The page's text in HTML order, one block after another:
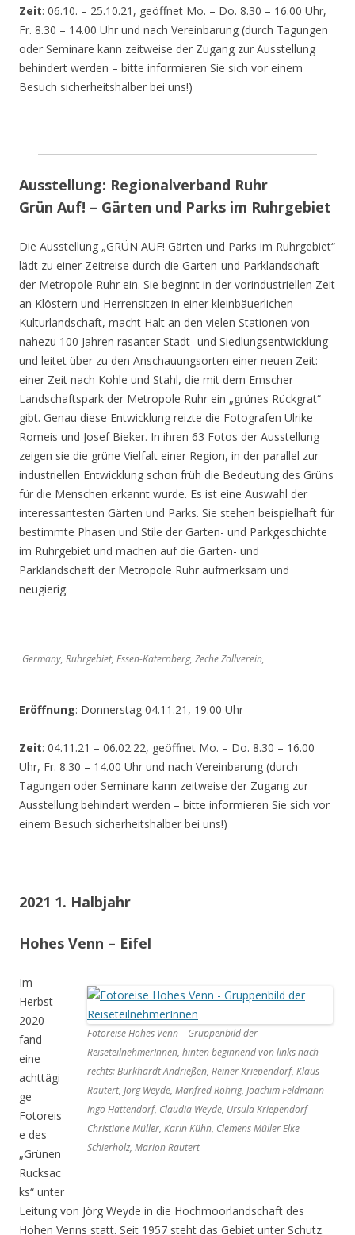
Zeit: 06.10. – 25.10.21, geöffnet Mo. – Do. 8.30 – 16.00 Uhr,
Fr. 8.30 – 14.00 Uhr und nach Vereinbarung (durch Tagungen
oder Seminare kann zeitweise der Zugang zur Ausstellung
behindert werden – bitte informieren Sie sich vor einem
Besuch sicherheitshalber bei uns!)
Ausstellung: Regionalverband Ruhr
Grün Auf! – Gärten und Parks im Ruhrgebiet
Die Ausstellung „GRÜN AUF! Gärten und Parks im Ruhrgebiet“
lädt zu einer Zeitreise durch die Garten-und Parklandschaft
der Metropole Ruhr ein. Sie beginnt in der vorindustriellen Zeit
an Klöstern und Herrensitzen in einer kleinbäuerlichen
Kulturlandschaft, macht Halt an den vielen Stationen von
nahezu 100 Jahren rasanter Stadt- und Siedlungsentwicklung
und leitet über zu den Anschauungsorten einer neuen Zeit:
einer Zeit nach Kohle und Stahl, die mit dem Emscher
Landschaftspark der Metropole Ruhr ein „grünes Rückgrat“
gibt. Genau diese Entwicklung reizte die Fotografen Ulrike
Romeis und Josef Bieker. In ihren 63 Fotos der Ausstellung
zeigen sie die grüne Vielfalt einer Region, in der parallel zur
industriellen Entwicklung schon früh die Bedeutung des Grüns
für die Menschen erkannt wurde. Es ist eine Auswahl der
interessantesten Gärten und Parks. Sie stehen beispielhaft für
bestimmte Phasen und Stile der Garten- und Parkgeschichte
im Ruhrgebiet und machen auf die Garten- und
Parklandschaft der Metropole Ruhr aufmerksam und
neugierig.
Germany, Ruhrgebiet, Essen-Katernberg, Zeche Zollverein,
Eröffnung: Donnerstag 04.11.21, 19.00 Uhr
Zeit: 04.11.21 – 06.02.22, geöffnet Mo. – Do. 8.30 – 16.00
Uhr, Fr. 8.30 – 14.00 Uhr und nach Vereinbarung (durch
Tagungen oder Seminare kann zeitweise der Zugang zur
Ausstellung behindert werden – bitte informieren Sie sich vor
einem Besuch sicherheitshalber bei uns!)
2021 1. Halbjahr
Hohes Venn – Eifel
Fotoreise Hohes Venn – Gruppenbild der
ReiseteilnehmerInnen, hinten beginnend von links nach
rechts: Burkhardt Andrießen, Reiner Kriependorf, Klaus
Rautert, Jörg Weyde, Manfred Röhrig, Joachim Feldmann
Ingo Hattendorf, Claudia Weyde, Ursula Kriependorf
Christiane Müller, Karin Kühn, Clemens Müller Elke
Schierholz, Marion Rautert
Im
Herbst
2020
fand
eine
achttägi
ge
Fotoreis
e des
„Grünen
Rucksac
ks“ unter
Leitung von Jörg Weyde in die Hochmoorlandschaft des
Hohen Venns statt. Seit 1957 steht das Gebiet unter Schutz.